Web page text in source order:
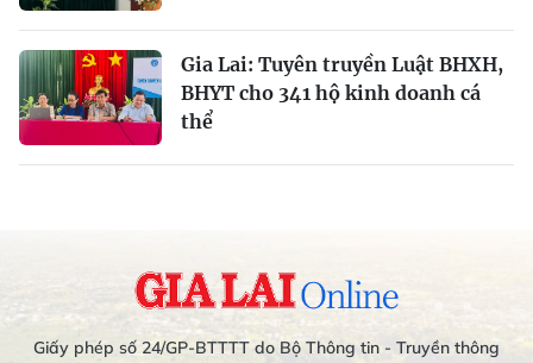
Gia Lai: Tuyên truyền Luật BHXH,
BHYT cho 341 hộ kinh doanh cá
thể
Giấy phép số 24/GP-BTTTT do Bộ Thông tin - Truyền thông